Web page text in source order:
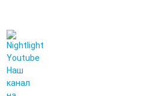
Наш
канал